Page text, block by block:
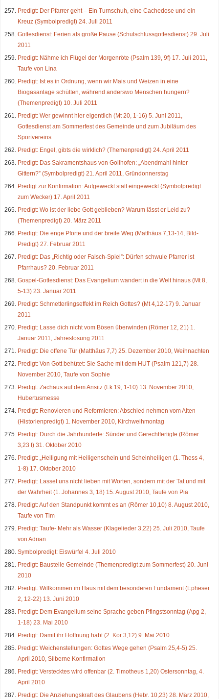
Predigt: Der Pfarrer geht – Ein Turnschuh, eine Cachedose und ein
Kreuz (Symbolpredigt) 24. Juli 2011
Gottesdienst: Ferien als große Pause (Schulschlussgottesdienst) 29. Juli
2011
Predigt: Nähme ich Flügel der Morgenröte (Psalm 139, 9f) 17. Juli 2011,
Taufe von Lina
Predigt: Ist es in Ordnung, wenn wir Mais und Weizen in eine
Biogasanlage schütten, während anderswo Menschen hungern?
(Themenpredigt) 10. Juli 2011
Predigt: Wer gewinnt hier eigentlich (Mt 20, 1-16) 5. Juni 2011,
Gottesdienst am Sommerfest des Gemeinde und zum Jubiläum des
Sportvereins
Predigt: Engel, gibts die wirklich? (Themenpredigt) 24. April 2011
Predigt: Das Sakramentshaus von Gollhofen: „Abendmahl hinter
Gittern?” (Symbolpredigt) 21. April 2011, Gründonnerstag
Predigt zur Konfirmation: Aufgeweckt statt eingeweckt (Symbolpredigt
zum Wecker) 17. April 2011
Predigt: Wo ist der liebe Gott geblieben? Warum lässt er Leid zu?
(Themenpredigt) 20. März 2011
Predigt: Die enge Pforte und der breite Weg (Matthäus 7,13-14, Bild-
Predigt) 27. Februar 2011
Predigt: Das „Richtig oder Falsch-Spiel”: Dürfen schwule Pfarrer ist
Pfarrhaus? 20. Februar 2011
Gospel-Gottesdienst: Das Evangelium wandert in die Welt hinaus (Mt 8,
5-13) 23. Januar 2011
Predigt: Schmetterlingseffekt im Reich Gottes? (Mt 4,12-17) 9. Januar
2011
Predigt: Lasse dich nicht vom Bösen überwinden (Römer 12, 21) 1.
Januar 2011, Jahreslosung 2011
Predigt: Die offene Tür (Matthäus 7,7) 25. Dezember 2010, Weihnachten
Predigt: Von Gott behütet: Sie Sache mit dem HUT (Psalm 121,7) 28.
November 2010, Taufe von Sophie
Predigt: Zachäus auf dem Ansitz (Lk 19, 1-10) 13. November 2010,
Hubertusmesse
Predigt: Renovieren und Reformieren: Abschied nehmen vom Alten
(Historienpredigt) 1. November 2010, Kirchweihmontag
Predigt: Durch die Jahrhunderte: Sünder und Gerechtfertigte (Römer
3,23 f) 31. Oktober 2010
Predigt: „Heiligung mit Heiligenschein und Scheinheiligen (1. Thess 4,
1-8) 17. Oktober 2010
Predigt: Lasset uns nicht lieben mit Worten, sondern mit der Tat und mit
der Wahrheit (1. Johannes 3, 18) 15. August 2010, Taufe von Pia
Predigt: Auf den Standpunkt kommt es an (Römer 10,10) 8. August 2010,
Taufe von Tim
Predigt: Taufe- Mehr als Wasser (Klagelieder 3,22) 25. Juli 2010, Taufe
von Adrian
Symbolpredigt: Eiswürfel 4. Juli 2010
Predigt: Baustelle Gemeinde (Themenpredigt zum Sommerfest) 20. Juni
2010
Predigt: Willkommen im Haus mit dem besonderen Fundament (Epheser
2, 12-22) 13. Juni 2010
Predigt: Dem Evangelium seine Sprache geben Pfingstsonntag (Apg 2,
1-18) 23. Mai 2010
Predigt: Damit ihr Hoffnung habt (2. Kor 3,12) 9. Mai 2010
Predigt: Weichenstellungen: Gottes Wege gehen (Psalm 25,4-5) 25.
April 2010, Silberne Konfirmation
Predigt: Verstecktes wird offenbar (2. Timotheus 1,20) Ostersonntag, 4.
April 2010
Predigt: Die Anziehungskraft des Glaubens (Hebr. 10,23) 28. März 2010,